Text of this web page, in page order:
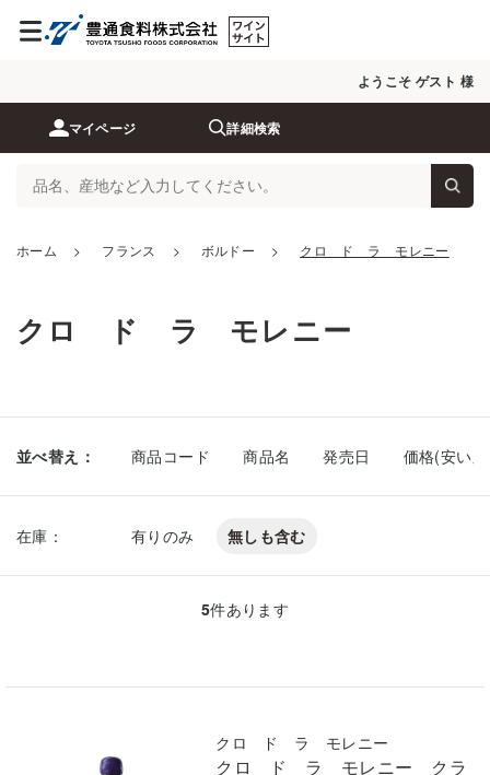
ようこそ ゲスト 様
マイページ 詳細検索
ホーム > フランス > ボルドー > クロ ド ラ モレニー
クロ ド ラ モレニー
並べ替え： 商品コード 商品名 発売日 価格(安い
在庫： 有りのみ 無しも含む
5件あります
クロ ド ラ モレニー
クロ ド ラ モレニー クラ